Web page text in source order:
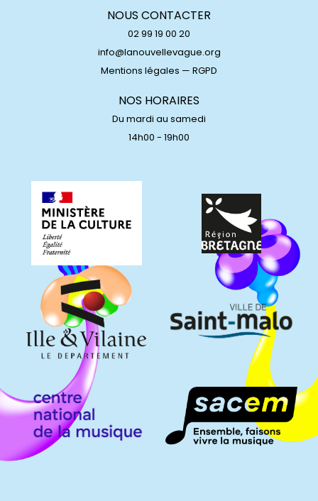
NOUS CONTACTER
02 99 19 00 20
info@lanouvellevague.org
Mentions légales — RGPD
NOS HORAIRES
Du mardi au samedi
14h00 - 19h00